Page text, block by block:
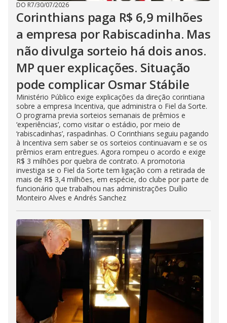
DO R7/30/07/2026
Corinthians paga R$ 6,9 milhões
a empresa por Rabiscadinha. Mas
não divulga sorteio há dois anos.
MP quer explicações. Situação
pode complicar Osmar Stábile
Ministério Público exige explicações da direção corintiana
sobre a empresa Incentiva, que administra o Fiel da Sorte.
O programa previa sorteios semanais de prêmios e
‘experiências’, como visitar o estádio, por meio de
‘rabiscadinhas’, raspadinhas. O Corinthians seguiu pagando
à Incentiva sem saber se os sorteios continuavam e se os
prêmios eram entregues. Agora rompeu o acordo e exige
R$ 3 milhões por quebra de contrato. A promotoria
investiga se o Fiel da Sorte tem ligação com a retirada de
mais de R$ 3,4 milhões, em espécie, do clube por parte de
funcionário que trabalhou nas administrações Duílio
Monteiro Alves e Andrés Sanchez